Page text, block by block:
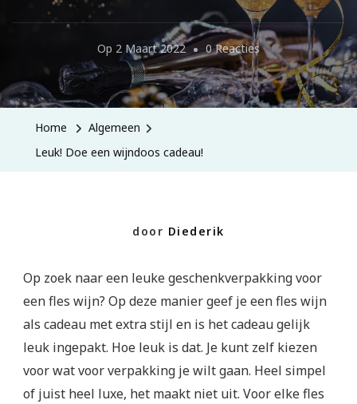
Op 2 Maart 2022 0 ReactiesOp
Leuk!
Doe
Home
Algemeen
Leuk! Doe een wijndoos cadeau!
door Diederik
Op zoek naar een leuke geschenkverpakking voor
een fles wijn? Op deze manier geef je een fles wijn
als cadeau met extra stijl en is het cadeau gelijk
leuk ingepakt. Hoe leuk is dat. Je kunt zelf kiezen
voor wat voor verpakking je wilt gaan. Heel simpel
of juist heel luxe, het maakt niet uit. Voor elke fles